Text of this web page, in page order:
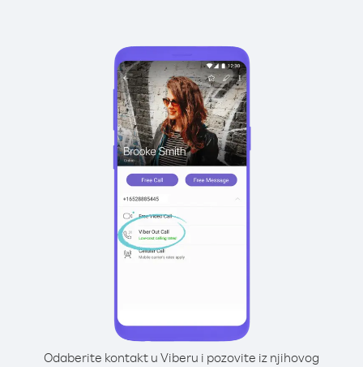
Odaberite kontakt u Viberu i pozovite iz njihovog